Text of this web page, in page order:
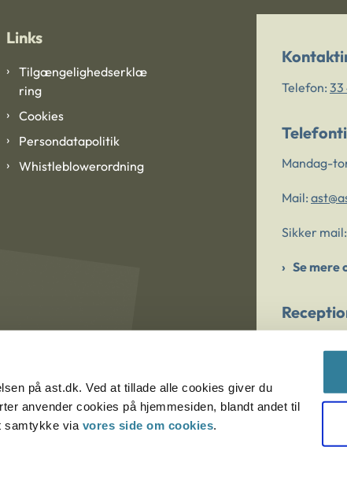
på ast.dk. Ved at tillade alle cookies giver du
anvender cookies på hjemmesiden, blandt andet til
samtykke via vores side om cookies.
Links
Tilgængelighedserklæ
ring
Cookies
Persondatapolitik
Whistleblowerordning
Telefon: 33
Mandag-
Mail:
Sikker mail:
Se mere
Er du